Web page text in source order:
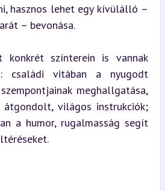
hasznos lehet egy kívülálló –
– bevonása.
konkrét színterein is vannak
családi vitában a nyugodt
meghallgatása,
átgondolt, világos instrukciók;
a humor, rugalmasság segít